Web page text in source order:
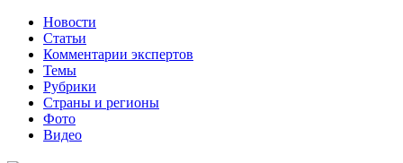
Новости
Статьи
Комментарии экспертов
Темы
Рубрики
Страны и регионы
Фото
Видео